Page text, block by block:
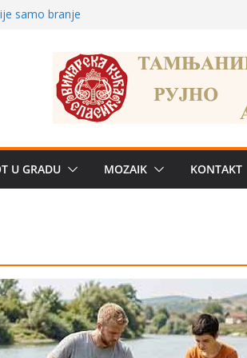
Od
medicinske
U GRADU MOZAIK KONTAKT